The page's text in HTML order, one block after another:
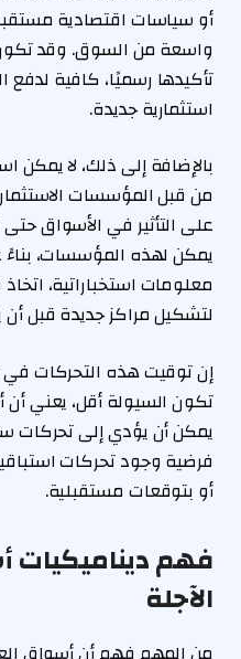
أو سياسات اقتصادية
واسعة من السوق. وقد
تأكيدها رسميًا، كافية لدفع
استثمارية جديدة.
بالإضافة إلى ذلك، لا يمكن
من قبل المؤسسات
على التأثير في الأسواق
يمكن لهذه المؤسسات، بناءً
معلومات استخباراتية،
لتشكيل مراكز جديدة قبل
إن توقيت هذه التحركات
تكون السيولة أقل، يعني
يمكن أن يؤدي إلى تحركات
فرضية وجود تحركات
أو بتوقعات مستقبلية.
فهم ديناميكيات
الآجلة